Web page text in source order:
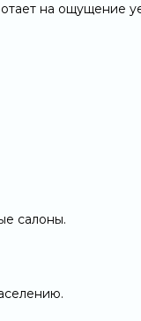
на ощущение
салоны.